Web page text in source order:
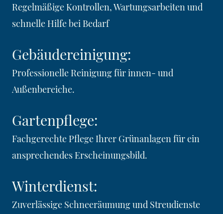
Regelmäßige Kontrollen, Wartungsarbeiten und
schnelle Hilfe bei Bedarf
Gebäudereinigung:
Professionelle Reinigung für innen- und
Außenbereiche.
Gartenpflege:
Fachgerechte Pflege Ihrer Grünanlagen für ein
ansprechendes Erscheinungsbild.
Winterdienst:
Zuverlässige Schneeräumung und Streudienste